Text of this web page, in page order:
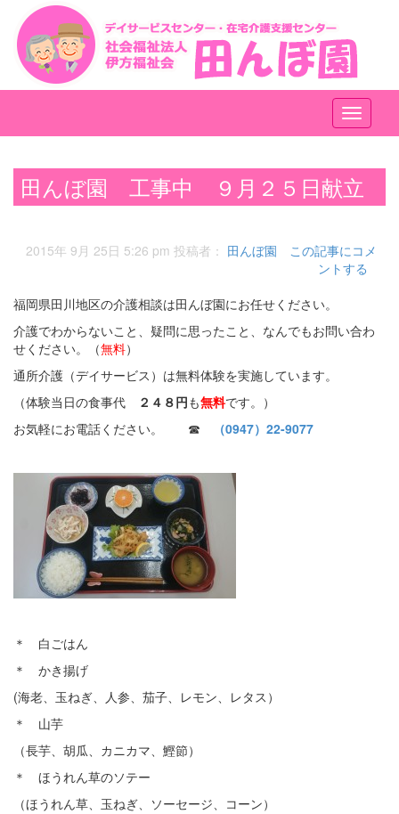
メ
ニ
ー
田んぼ園 工事中 ９月２５日献立
2015年 9月 25日 5:26 pm 投稿者： 田んぼ園
この記事にコメ
ントする
福岡県田川地区の介護相談は田んぼ園にお任せください。
介護でわからないこと、疑問に思ったこと、なんでもお問い合わ
せください。（無料）
通所介護（デイサービス）は無料体験を実施しています。
（体験当日の食事代
２４８円も無料です。）
お気軽にお電話ください。 ☎
（0947）22-9077
＊ 白ごはん
＊ かき揚げ
(海老、玉ねぎ、人参、茄子、レモン、レタス）
＊ 山芋
（長芋、胡瓜、カニカマ、鰹節）
＊ ほうれん草のソテー
（ほうれん草、玉ねぎ、ソーセージ、コーン）